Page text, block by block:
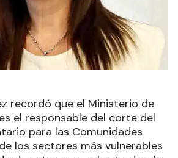
recordó que el Ministerio de
el responsable del corte del
para las Comunidades
los sectores más vulnerables